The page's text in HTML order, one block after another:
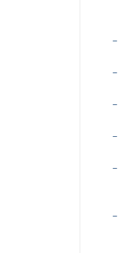
−
−
−
−
−
−